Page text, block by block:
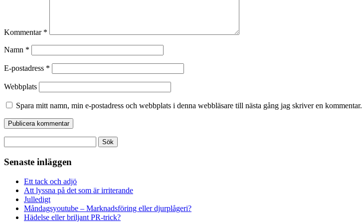
Kommentar *
Namn *
E-postadress *
Webbplats
Spara mitt namn, min e-postadress och webbplats i denna webbläsare till nästa gång jag skriver en kommentar.
efter:
Senaste inläggen
Ett tack och adjö
Att lyssna på det som är irriterande
Julledigt
Måndagsyoutube – Marknadsföring eller djurplågeri?
Hädelse eller briljant PR-trick?